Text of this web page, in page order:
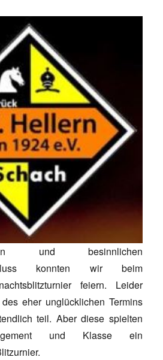
und besinnlichen
konnten wir beim
feiern. Leider
eher unglücklichen Termins
teil. Aber diese spielten
und Klasse ein